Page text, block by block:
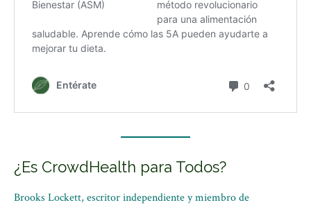
¿Es CrowdHealth para Todos?
Brooks Lockett, escritor independiente y miembro de